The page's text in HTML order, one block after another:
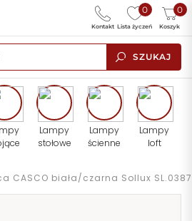
SZUKAJ
0
Lista życzeń
0
Koszyk
Kontakt
Lampy
stołowe
Lampy
ścienne
Lampy
loft
CASCO biała/czarna Sollux SL.0387